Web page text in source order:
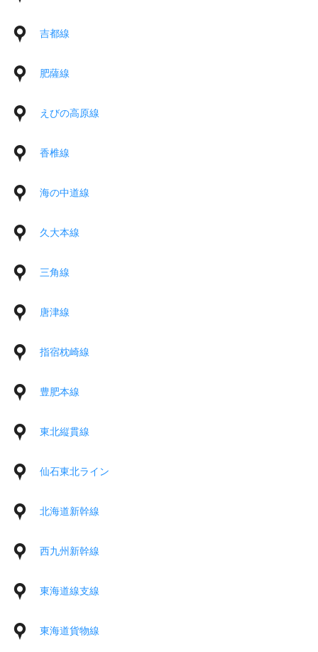
吉都線
肥薩線
えびの高原線
香椎線
海の中道線
久大本線
三角線
唐津線
指宿枕崎線
豊肥本線
東北縦貫線
仙石東北ライン
北海道新幹線
西九州新幹線
東海道線支線
東海道貨物線